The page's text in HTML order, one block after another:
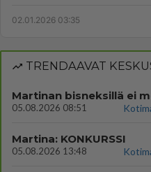
02.01.2026 03:35
TRENDAAVAT
Martinan bisneksillä ei
05.08.2026 08:51
Martina: KONKURSSI
05.08.2026 13:48